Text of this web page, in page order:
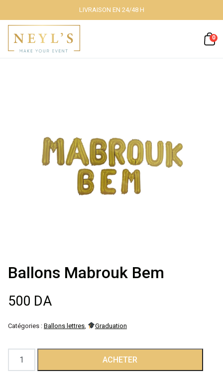
Fermer
lumineuse
Décoration à
Déguisements
LIVRAISON EN 24/48 H
0
Ballons Mabrouk Bem
500 DA
Catégories : Ballons lettres Graduation
quantité
de
ACHETER